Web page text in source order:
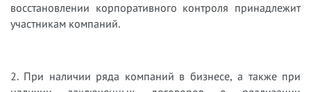
восстановлении корпоративного контроля принадлежит
участникам компаний.
2. При наличии ряда компаний в бизнесе, а также при